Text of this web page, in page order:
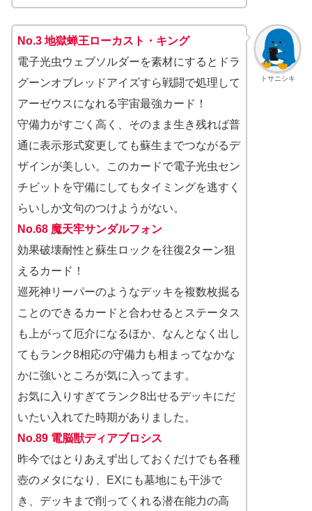
トサニシキ
No.3 地獄蝉王ローカスト・キング
電子光虫ウェブソルダーを素材にするとドラ
グーンオブレッドアイズすら戦闘で処理して
アーゼウスになれる宇宙最強カード！
守備力がすごく高く、そのまま生き残れば普
通に表示形式変更しても蘇生までつながるデ
ザインが美しい。このカードで電子光虫セン
チビットを守備にしてもタイミングを逃すく
らいしか文句のつけようがない。
No.68 魔天牢サンダルフォン
効果破壊耐性と蘇生ロックを往復2ターン狙
えるカード！
巡死神リーパーのようなデッキを複数枚掘る
ことのできるカードと合わせるとステータス
も上がって厄介になるほか、なんとなく出し
てもランク8相応の守備力も相まってなかな
かに強いところが気に入ってます。
お気に入りすぎてランク8出せるデッキにだ
いたい入れてた時期がありました。
No.89 電脳獣ディアブロシス
昨今ではとりあえず出しておくだけでも各種
壺のメタになり、EXにも墓地にも干渉で
き、デッキまで削ってくれる潜在能力の高